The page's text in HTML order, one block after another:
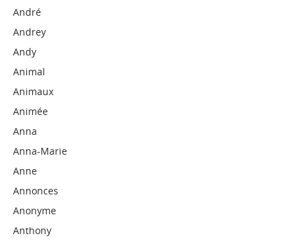
André
Andrey
Andy
Animal
Animaux
Animée
Anna
Anna-Marie
Anne
Annonces
Anonyme
Anthony